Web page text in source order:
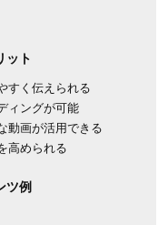
ット
すく伝えられる
ィングが可能
動画が活用できる
高められる
ツ例